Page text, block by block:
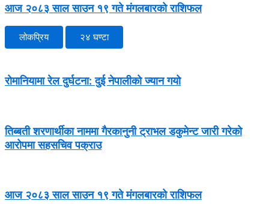
आज २०८३ साल साउन १९ गते मंगलबारको राशिफल
लोकप्रिय २४ घण्टा
रोमानियामा रेल दुर्घटना: दुई नेपालीको ज्यान गयो
तिब्बती शरणार्थीका नाममा गैरकानुनी ट्राभल डकुमेन्ट जारी गरेको
आरोपमा सहसचिव पक्राउ
आज २०८३ साल साउन १९ गते मंगलबारको राशिफल